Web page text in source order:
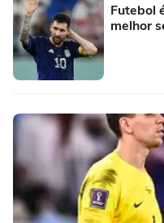
Futebol
melhor